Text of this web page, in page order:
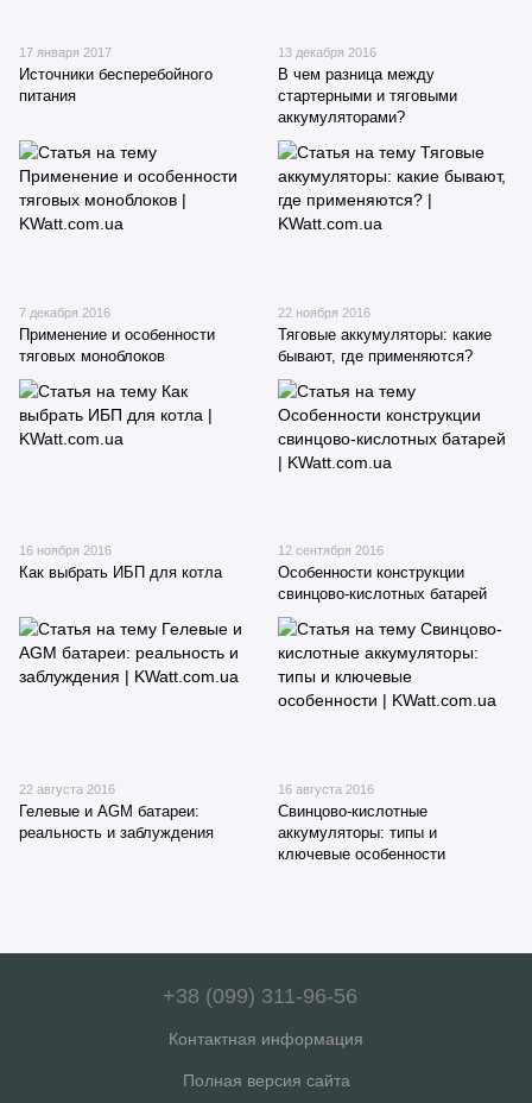
17 января 2017
Источники бесперебойного
питания
13 декабря 2016
В чем разница между
стартерными и тяговыми
аккумуляторами?
7 декабря 2016
Применение и особенности
тяговых моноблоков
22 ноября 2016
Тяговые аккумуляторы: какие
бывают, где применяются?
16 ноября 2016
Как выбрать ИБП для котла
12 сентября 2016
Особенности конструкции
свинцово-кислотных батарей
22 августа 2016
Гелевые и AGM батареи:
реальность и заблуждения
16 августа 2016
Свинцово-кислотные
аккумуляторы: типы и
ключевые особенности
+38 (099) 311-96-56
Контактная информация
Полная версия сайта